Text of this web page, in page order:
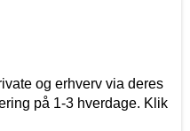
og erhverv via deres
på 1-3 hverdage. Klik